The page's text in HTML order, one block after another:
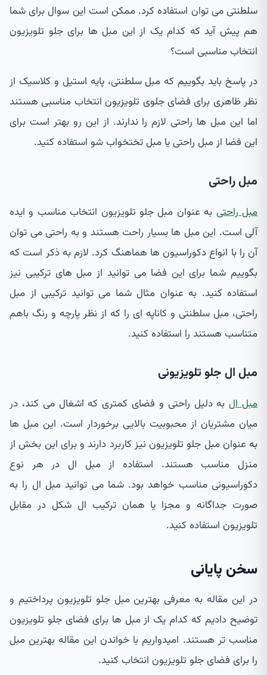
سلطنتی می توان استفاده کرد. ممکن است این سوال برای شما
هم پیش آید که کدام یک از این مبل ها برای جلو تلویزیون
انتخاب مناسبی است؟
در پاسخ باید بگوییم که مبل سلطنتی، پایه استیل و کلاسیک از
نظر ظاهری برای فضای جلوی تلویزیون انتخاب مناسبی هستند
اما این مبل ها راحتی لازم را ندارند. از این رو بهتر است برای
این فضا از مبل راحتی یا مبل تختخواب شو استفاده کنید.
مبل راحتی
مبل راحتی به عنوان مبل جلو تلویزیون انتخاب مناسب و ایده
آلی است. این مبل ها بسیار راحت هستند و به راحتی می توان
آن را با انواع دکوراسیون ها هماهنگ کرد. لازم به ذکر است که
بگوییم شما برای این فضا می توانید از مبل های ترکیبی نیز
استفاده کنید. به عنوان مثال شما می توانید ترکیبی از مبل
راحتی، مبل سلطنتی و کاناپه ای را که از نظر پارچه و رنگ باهم
متناسب هستند را استفاده کنید.
مبل ال جلو تلویزیونی
مبل البه دلیل راحتی و فضای کمتری که اشغال می کند، در
میان مشتریان از محبوبیت بالایی برخوردار است. این مبل ها
به عنوان مبل جلو تلویزیون نیز کاربرد دارند و برای این بخش از
منزل مناسب هستند. استفاده از مبل ال در هر نوع
دکوراسیونی مناسب خواهد بود. شما می توانید مبل ال را به
صورت جداگانه و مجزا یا همان ترکیب ال شکل در مقابل
تلویزیون استفاده کنید.
سخن پایانی
در این مقاله به معرفی بهترین مبل جلو تلویزیون پرداختیم و
توضیح دادیم که کدام یک از مبل ها برای فضای جلو تلویزیون
مناسب تر هستند. امیدواریم با خواندن این مقاله بهترین مبل
را برای فضای جلو تلویزیون انتخاب کنید.